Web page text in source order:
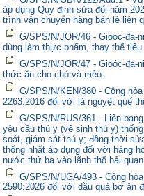
áp dụng Quy định sửa đổi năm
trình vận chuyển hàng bán lẻ liên
G/SPS/N/JOR/46 - Gioóc-đa-
dùng làm thực phẩm, thay thế
G/SPS/N/JOR/47 - Gioóc-đa-
thức ăn cho chó và mèo.
G/SPS/N/KEN/380 - Cộng
2263:2016 đối với lá nguyệt quế
G/SPS/N/RUS/361 - Liên
yêu cầu thú y (vệ sinh thú y)
soát, giám sát thú y; đồng thời
thống nhất áp dụng đối với hàng
nước thứ ba vào lãnh thổ hải
G/SPS/N/UGA/493 - Cộng
2590:2026 đối với dầu quả bơ ăn